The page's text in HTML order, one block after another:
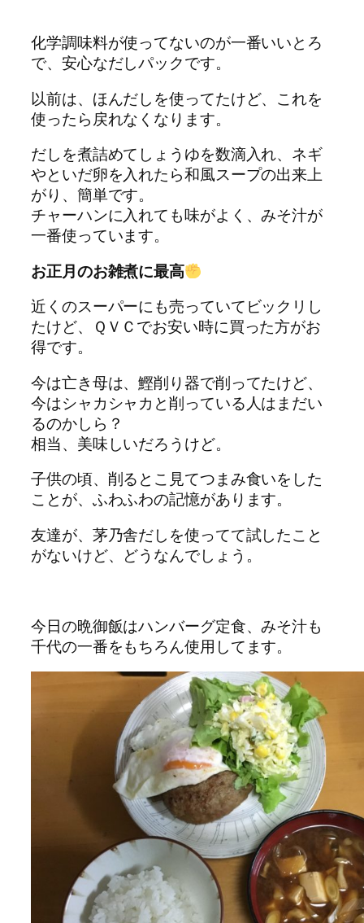
化学調味料が使ってないのが一番いいとろ
で、安心なだしパックです。
以前は、ほんだしを使ってたけど、これを
使ったら戻れなくなります。
だしを煮詰めてしょうゆを数滴入れ、ネギ
やといだ卵を入れたら和風スープの出来上
がり、簡単です。
チャーハンに入れても味がよく、みそ汁が
一番使っています。
お正月のお雑煮に最高
近くのスーパーにも売っていてビックリし
たけど、ＱＶＣでお安い時に買った方がお
得です。
今は亡き母は、鰹削り器で削ってたけど、
今はシャカシャカと削っている人はまだい
るのかしら？
相当、美味しいだろうけど。
子供の頃、削るとこ見てつまみ食いをした
ことが、ふわふわの記憶があります。
友達が、茅乃舎だしを使ってて試したこと
がないけど、どうなんでしょう。
今日の晩御飯はハンバーグ定食、みそ汁も
千代の一番をもちろん使用してます。